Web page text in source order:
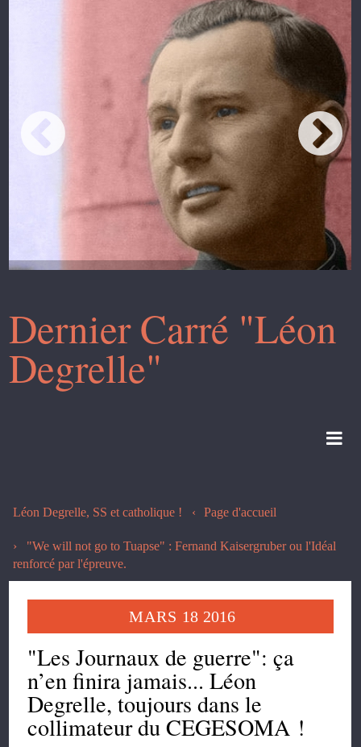
Dernier Carré "Léon
Degrelle"
Léon Degrelle, SS et catholique ! Page d'accueil
"We will not go to Tuapse" : Fernand Kaisergruber ou l'Idéal
renforcé par l'épreuve.
MARS 18 2016
"Les Journaux de guerre": ça
n’en finira jamais... Léon
Degrelle, toujours dans le
collimateur du CEGESOMA !